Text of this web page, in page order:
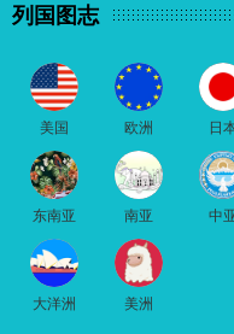
列国图志
美国 欧洲 日
东南亚 南亚 中
大洋洲 美洲